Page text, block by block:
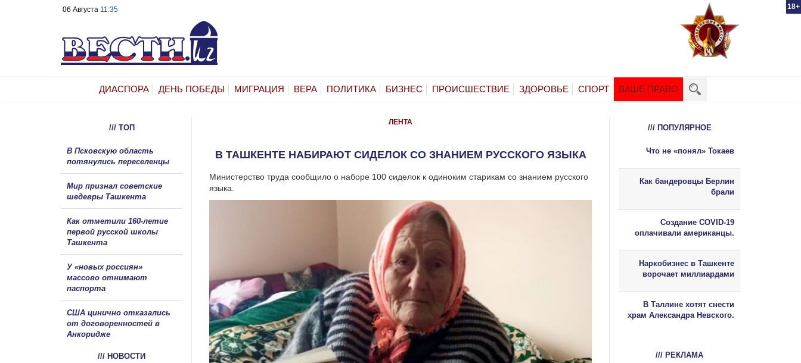
18+
06 Августа 11:35
ДИАСПОРА ДЕНЬ ПОБЕДЫ МИГРАЦИЯ ВЕРА ПОЛИТИКА БИЗНЕС ПРОИСШЕСТВИЕ ЗДОРОВЬЕ СПОРТ ВАШЕ ПРАВО
ЛЕНТА
В ТАШКЕНТЕ НАБИРАЮТ СИДЕЛОК СО ЗНАНИЕМ РУССКОГО ЯЗЫКА
Министерство труда сообщило о наборе 100 сиделок к одиноким старикам со знанием русского
языка.
/// ТОП
В Псковскую область
потянулись переселенцы
Мир признал советские
шедевры Ташкента
Как отметили 160-летие
первой русской школы
Ташкента
У «новых россиян»
массово отнимают
паспорта
США цинично отказались
от договоренностей в
Анкоридже
/// НОВОСТИ
/// ПОПУЛЯРНОЕ
Что не «понял» Токаев
Как бандеровцы Берлин
брали
Создание COVID-19
оплачивали американцы.
Наркобизнес в Ташкенте
ворочает миллиардами
В Таллине хотят снести
храм Александра Невского.
/// РЕКЛАМА